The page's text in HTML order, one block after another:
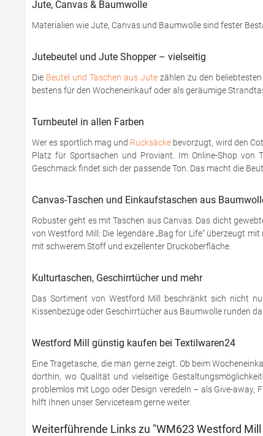
Jute, Canvas & Baumwolle
Materialien wie Jute, Canvas und Baumwolle sind fester
Jutebeutel und Jute Shopper – vielseitig
Die Beutel und Taschen aus Jute zählen zu den
bestens für den Wocheneinkauf oder als geräumige
Turnbeutel in allen Farben
Wer es sportlich mag und Rucksäcke bevorzugt, wird den
Platz für Sportsachen und Proviant. Im Online-Shop von
Geschmack findet sich der passende Ton. Das macht die
Canvas-Taschen und Einkaufstaschen aus
Robuster geht es mit Taschen aus Canvas. Das dicht
von Westford Mill: Die legendäre „Bag for Life“ überzeugt
mit schwerem Stoff und exzellenter Druckoberfläche.
Kulturtaschen, Geschirrtücher und mehr
Das Sortiment von Westford Mill beschränkt sich nicht
Kissenbezüge oder Geschirrtücher aus Baumwolle runden
Westford Mill günstig kaufen bei Textilwaren24
Eine Tragetasche, die man gerne zeigt. Ob beim
dorthin, wo Qualität und vielseitige
problemlos mit Logo oder Design veredeln – als Give-
hilft Ihnen unser Serviceteam gerne weiter.
Weiterführende Links zu "WM623 Westford